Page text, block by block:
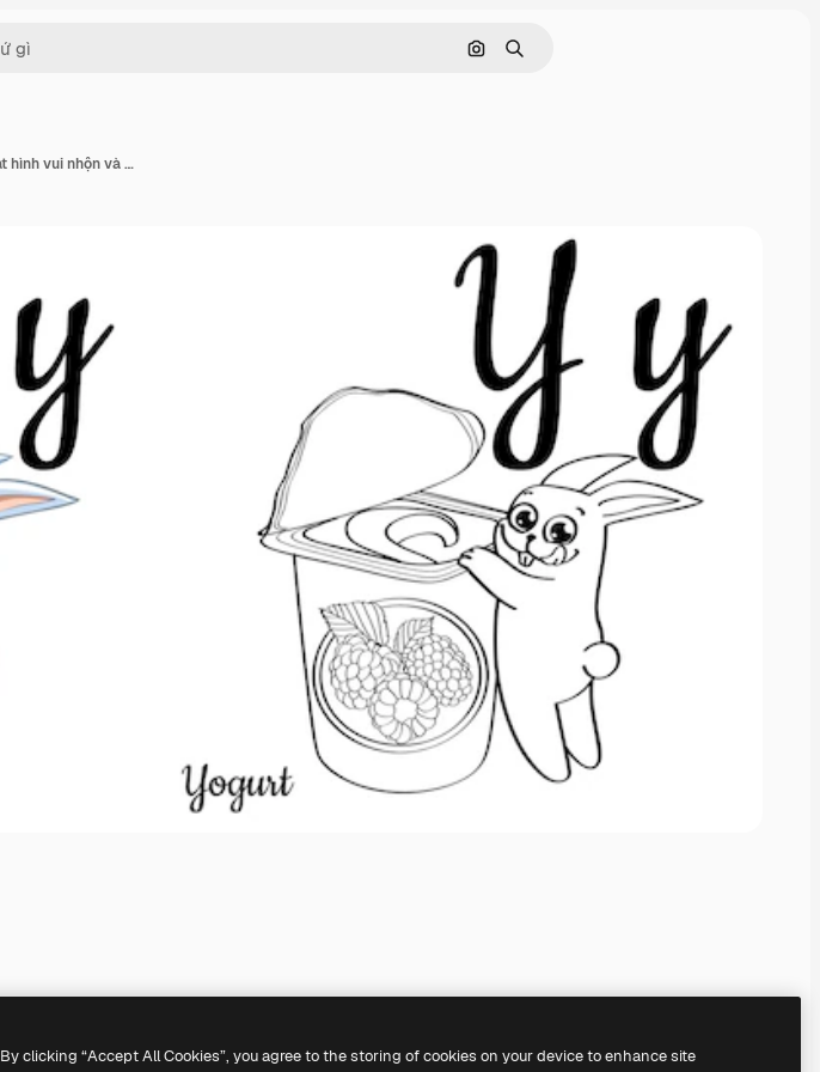
Tìm kiếm bằng hình ảnh
Tìm kiếm
Chữ cái Y trong bảng chữ cái cho giáo dục trẻ em với thỏ hoạt hình vui nhộn và sữa chua малиновое. Biệt lập. Học đọc. Trang tô màu.
By clicking “Accept All Cookies”, you agree to the storing of cookies on your device to enhance site